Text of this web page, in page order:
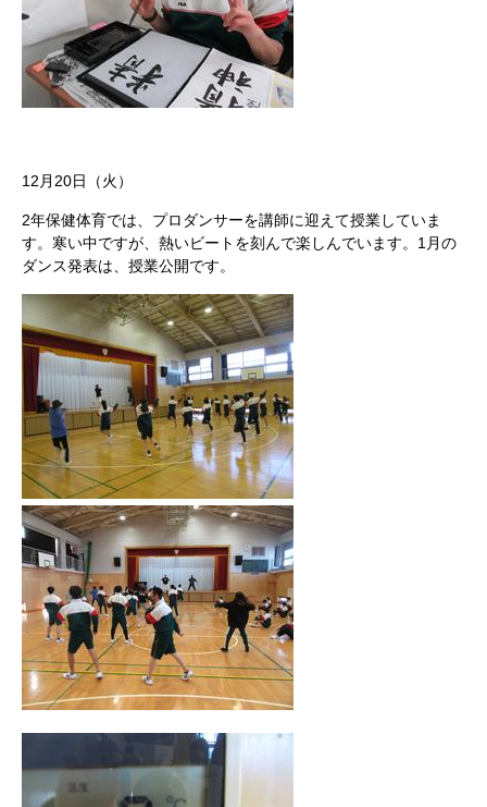
12月20日（火）
2年保健体育では、プロダンサーを講師に迎えて授業していま
す。寒い中ですが、熱いビートを刻んで楽しんでいます。1月の
ダンス発表は、授業公開です。